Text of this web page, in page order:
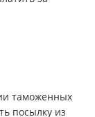
таможенных
посылку из